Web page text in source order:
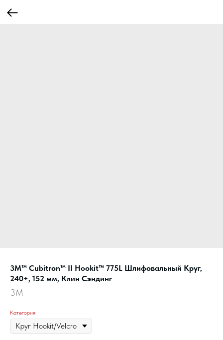
3M™ Cubitron™ II Hookit™ 775L Шлифовальный Круг,
240+, 152 мм, Клин Сэндинг
3M
Категория